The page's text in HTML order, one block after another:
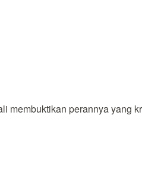
membuktikan perannya yang